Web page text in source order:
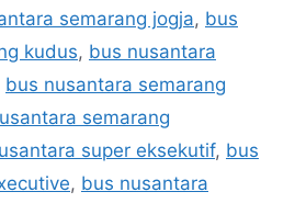
semarang jogja, bus
kudus, bus nusantara
bus nusantara semarang
semarang
super eksekutif, bus
, bus nusantara